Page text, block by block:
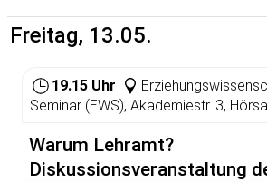
Freitag, 13.05.
19.15 Uhr
Seminar (EWS), Akademiestr. 3,
Warum Lehramt?
Diskussionsveranstaltung